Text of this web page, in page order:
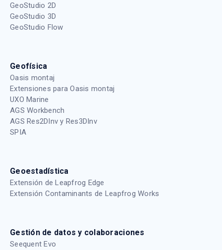
GeoStudio 2D
GeoStudio 3D
GeoStudio Flow
Geofísica
Oasis montaj
Extensiones para Oasis montaj
UXO Marine
AGS Workbench
AGS Res2DInv y Res3DInv
SPIA
Geoestadística
Extensión de Leapfrog Edge
Extensión Contaminants de Leapfrog Works
Gestión de datos y colaboraciones
Seequent Evo